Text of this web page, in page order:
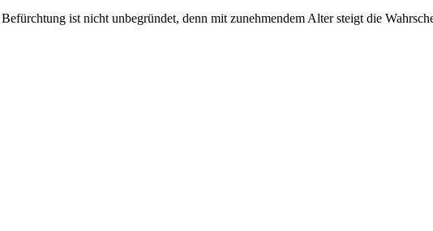
ist nicht unbegründet, denn mit zunehmendem Alter steigt die